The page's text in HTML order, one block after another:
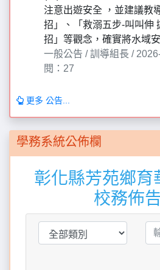
注意出遊安全 ，並建議教
招」、「救溺五步-叫叫伸
招」等觀念，確實將水域
一般公告 / 訓導組長 /
閱：27
更多 公告...
學務系統公佈欄